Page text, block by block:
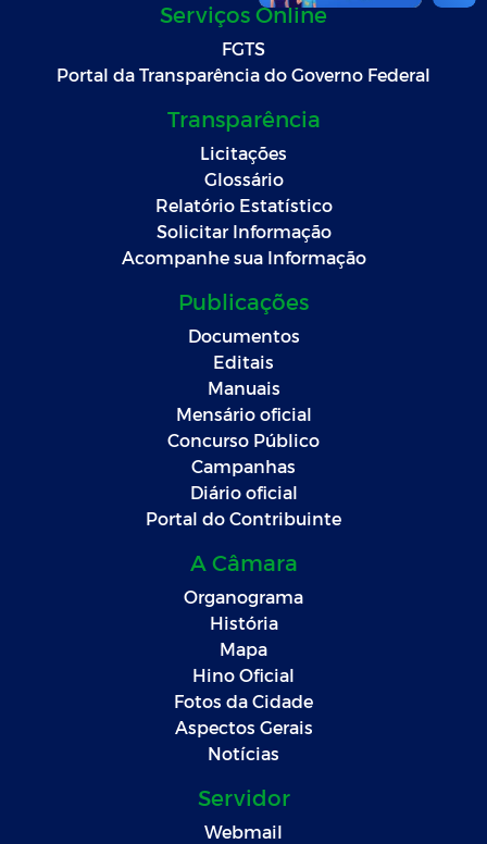
Serviços Online
FGTS
Portal da Transparência do Governo Federal
Transparência
Licitações
Glossário
Relatório Estatístico
Solicitar Informação
Acompanhe sua Informação
Publicações
Documentos
Editais
Manuais
Mensário oficial
Concurso Público
Campanhas
Diário oficial
Portal do Contribuinte
A Câmara
Organograma
História
Mapa
Hino Oficial
Fotos da Cidade
Aspectos Gerais
Notícias
Servidor
Webmail